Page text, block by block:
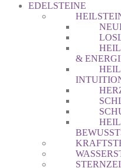
EDELSTEINE
&